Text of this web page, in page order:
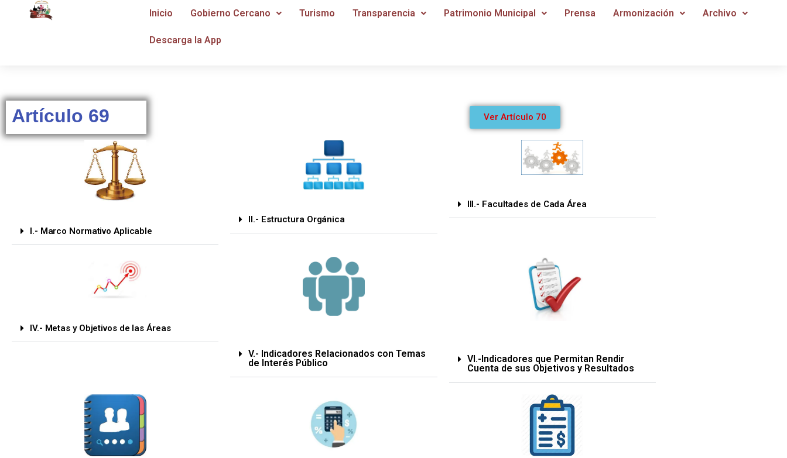
Inicio Gobierno Cercano Turismo Transparencia Patrimonio Municipal Prensa Armonización Archivo
Descarga la App
Artículo 69 Ver Artículo 70
I.- Marco Normativo Aplicable
II.- Estructura Orgánica
III.- Facultades de Cada Área
IV.- Metas y Objetivos de las Áreas
V.- Indicadores Relacionados con Temas
de Interés Público
VI.-Indicadores que Permitan Rendir
Cuenta de sus Objetivos y Resultados